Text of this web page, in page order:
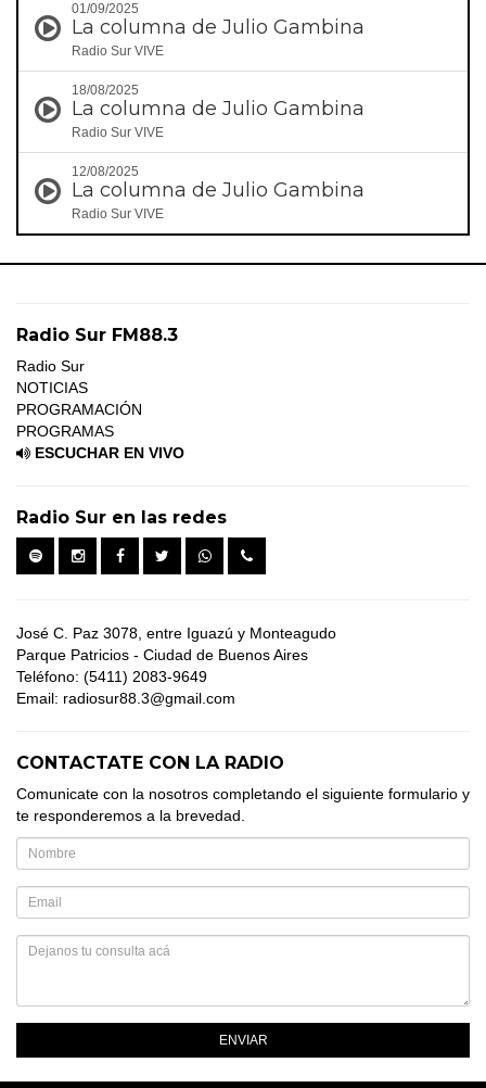
01/09/2025
La columna de Julio Gambina
Radio Sur VIVE
18/08/2025
La columna de Julio Gambina
Radio Sur VIVE
12/08/2025
La columna de Julio Gambina
Radio Sur VIVE
Radio Sur FM88.3
Radio Sur
NOTICIAS
PROGRAMACIÓN
PROGRAMAS
ESCUCHAR EN VIVO
Radio Sur en las redes
José C. Paz 3078, entre Iguazú y Monteagudo
Parque Patricios - Ciudad de Buenos Aires
Teléfono: (5411) 2083-9649
Email: radiosur88.3@gmail.com
CONTACTATE CON LA RADIO
Comunicate con la nosotros completando el siguiente formulario y
te responderemos a la brevedad.
ENVIAR